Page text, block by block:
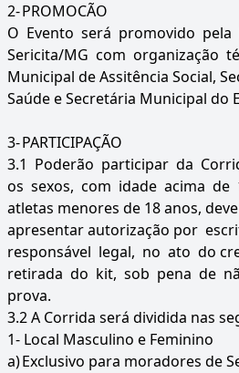
2-PROMOCÃO
O Evento será promovido
Sericita/MG com organização
Municipal de Assitência Social,
Saúde e Secretária Municipal do
3-PARTICIPAÇÃO
3.1 Poderão participar da
os sexos, com idade acima de
atletas menores de 18 anos,
apresentar autorização por
responsável legal, no ato do
retirada do kit, sob pena de
prova.
3.2 A Corrida será dividida nas
1- Local Masculino e Feminino
a)Exclusivo para moradores de